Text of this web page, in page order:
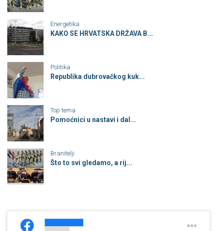
Energetika
KAKO SE HRVATSKA DRŽAVA B...
Politika
Republika dubrovačkog kuk...
Top tema
Pomoćnici u nastavi i dal...
Branitelji
Što to svi gledamo, a rij...